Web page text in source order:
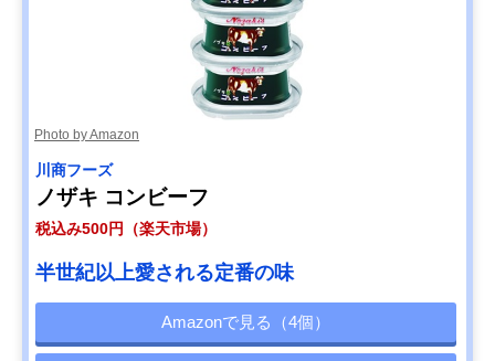
Photo by Amazon
川商フーズ
ノザキ コンビーフ
税込み500円（楽天市場）
半世紀以上愛される定番の味
Amazonで見る（4個）